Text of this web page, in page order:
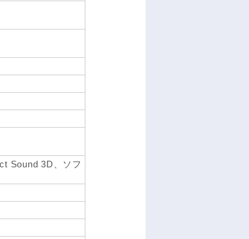
Sound 3D、ソフ